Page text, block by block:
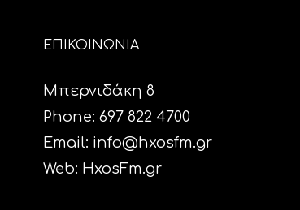
ΕΠΙΚΟΙΝΩΝΙΑ
Μπερνιδάκη 8
Phone: 697 822 4700
Email: info@hxosfm.gr
Web: HxosFm.gr